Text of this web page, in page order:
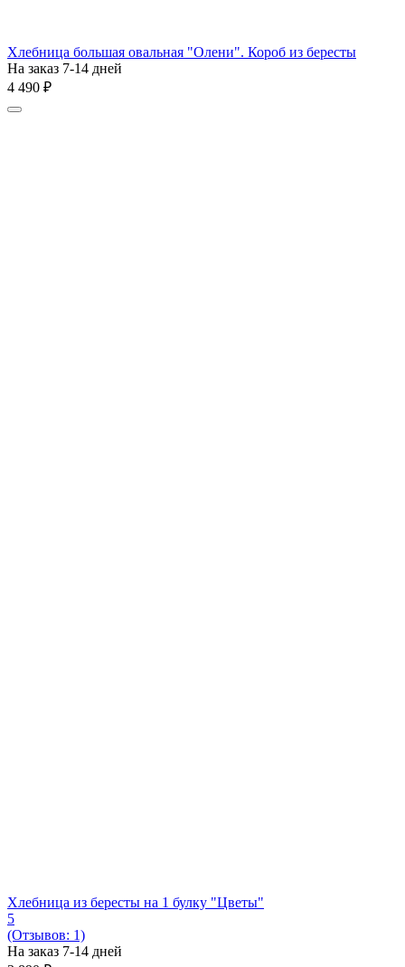
Хлебница большая овальная "Олени". Короб из бересты
На заказ 7-14 дней
4 490 ₽
Хлебница из бересты на 1 булку "Цветы"
5
(Отзывов: 1)
На заказ 7-14 дней